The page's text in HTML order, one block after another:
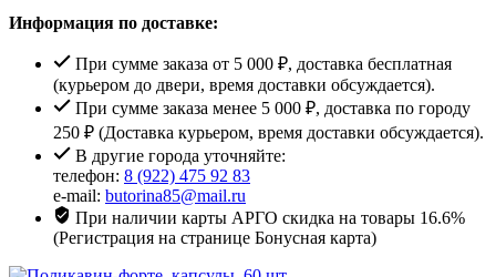
Информация по доставке:
При сумме заказа от 5 000 ₽, доставка бесплатная
(курьером до двери, время доставки обсуждается).
При сумме заказа менее 5 000 ₽, доставка по городу
250 ₽ (Доставка курьером, время доставки обсуждается).
В другие города уточняйте:
телефон: 8 (922) 475 92 83
e-mail: butorina85@mail.ru
При наличии карты АРГО скидка на товары 16.6%
(Регистрация на странице Бонусная карта)